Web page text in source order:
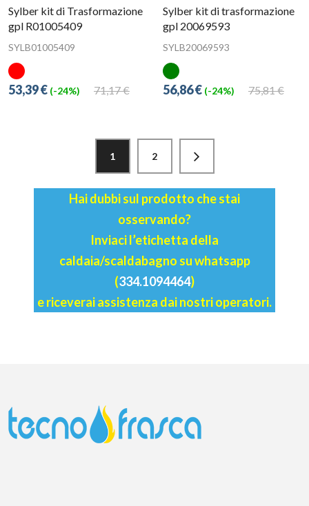
Sylber kit di Trasformazione
gpl R01005409
SYLB01005409
71,17 €
53,39 € (-24%)
Sylber kit di trasformazione
gpl 20069593
SYLB20069593
75,81 €
56,86 € (-24%)
1 2
Hai dubbi sul prodotto che stai
osservando?
Inviaci l’etichetta della
caldaia/scaldabagno su whatsapp
(334.1094464)
e riceverai assistenza dai nostri operatori.